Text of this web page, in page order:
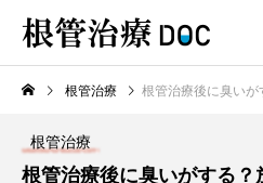
TOP 根管治療
根管治療 根管治療後に臭いがする？放置
根管治療
根管治療後に臭いがする